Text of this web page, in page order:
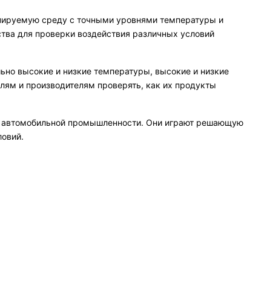
среду с точными уровнями температуры и
для проверки воздействия различных условий
высокие и низкие температуры, высокие и низкие
и производителям проверять, как их продукты
автомобильной промышленности. Они играют решающую